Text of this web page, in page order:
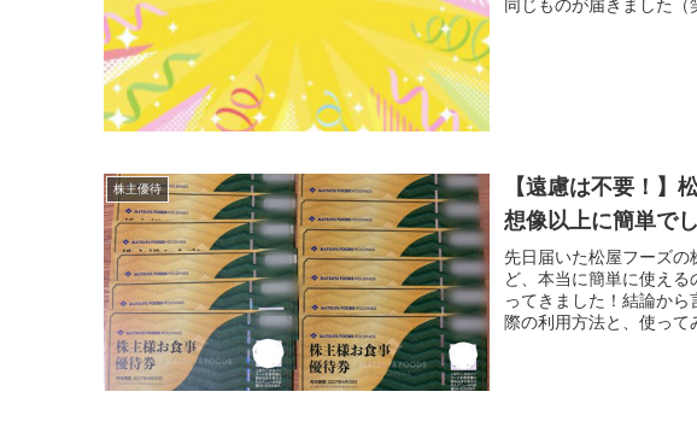
同じものが届きました（
株主優待
【遠慮は不要！】
想像以上に簡単で
先日届いた松屋フーズの
ど、本当に簡単に使え
ってきました！結論か
際の利用方法と、使って